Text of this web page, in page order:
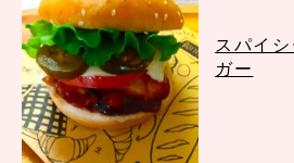
スパイ
ガー